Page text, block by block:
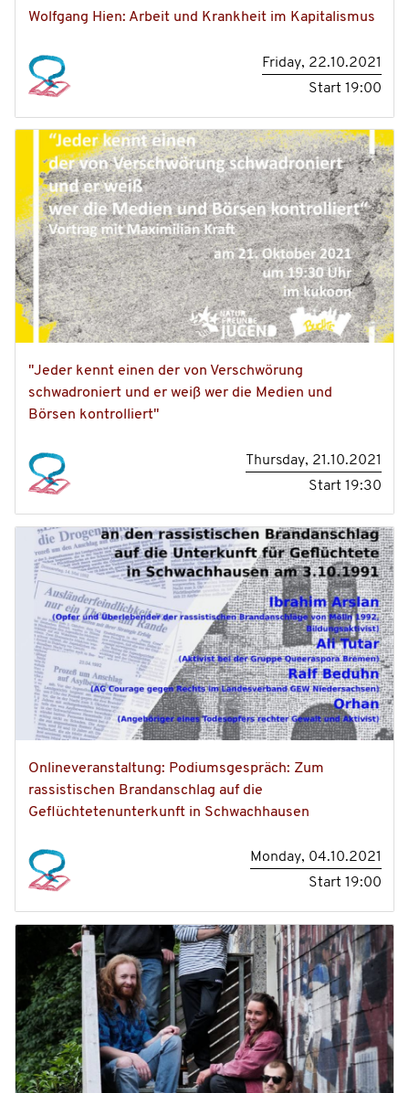
Wolfgang Hien: Arbeit und Krankheit im Kapitalismus
Friday, 22.10.2021
Start19:00
"Jeder kennt einen der von Verschwörung
schwadroniert und er weiß wer die Medien und
Börsen kontrolliert"
Thursday, 21.10.2021
Start19:30
Onlineveranstaltung: Podiumsgespräch: Zum
rassistischen Brandanschlag auf die
Geflüchtetenunterkunft in Schwachhausen
Monday, 04.10.2021
Start19:00